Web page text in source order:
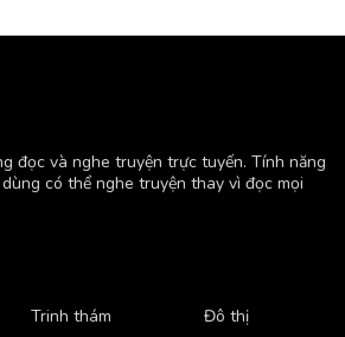
đọc và nghe truyện trực tuyến. Tính năng
có thể nghe truyện thay vì đọc mọi
Trinh thám
Đô thị